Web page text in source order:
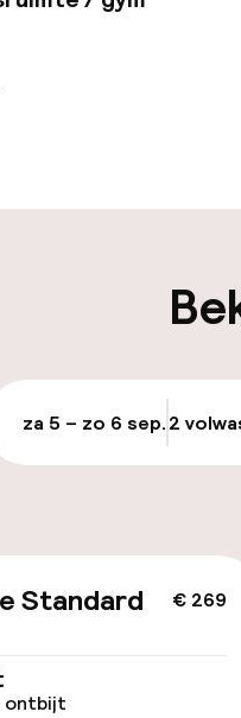
op
dag
parkeren
rolstoeltoegankelijk
za 5 – zo 6 sep.2
€ 269
Standard
ontbijt